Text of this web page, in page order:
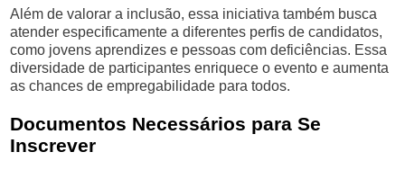
Além de valorar a inclusão, essa iniciativa também busca
atender especificamente a diferentes perfis de candidatos,
como jovens aprendizes e pessoas com deficiências. Essa
diversidade de participantes enriquece o evento e aumenta
as chances de empregabilidade para todos.
Documentos Necessários para Se
Inscrever